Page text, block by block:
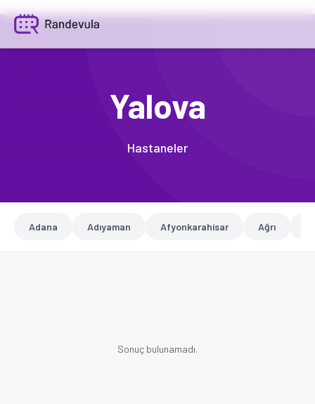
Yalova
Hastaneler
Adana Adıyaman Afyonkarahisar Ağrı
Sonuç bulunamadı.